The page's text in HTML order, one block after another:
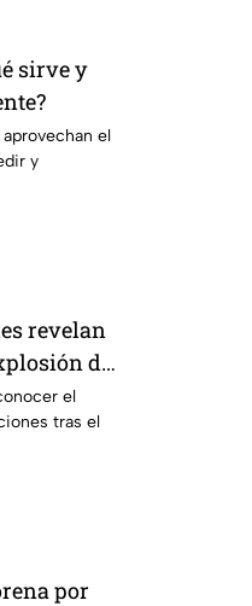
sirve y
el
y
revelan
de
el
tras el
por